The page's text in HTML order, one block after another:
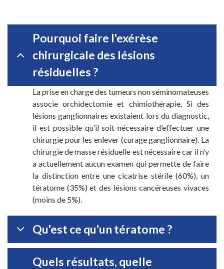
Pourquoi faire l'exérèse
chirurgicale des lésions
résiduelles ?
La prise en charge des tumeurs non séminomateuses
associe orchidectomie et chimiothérapie. Si des
lésions ganglionnaires existaient lors du diagnostic,
il est possible qu’il soit nécessaire d’effectuer une
chirurgie pour les enlever (curage ganglionnaire). La
chirurgie de masse résiduelle est nécessaire car il n’y
a actuellement aucun examen qui permette de faire
la distinction entre une cicatrise stérile (60%), un
tératome (35%) et des lésions cancéreuses vivaces
(moins de 5%).
Qu'est ce qu'un tératome ?
Quels résultats, quelle